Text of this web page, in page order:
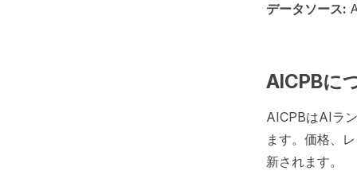
データソース:
AICPBに
AICPBはAIラ
ます。価格、
新されます。